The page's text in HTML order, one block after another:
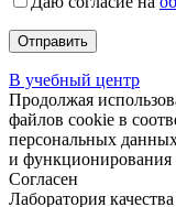
В учебный центр
Продолжая
файлов cookie в
персональных
и функционирования
Согласен
Лаборатория качества